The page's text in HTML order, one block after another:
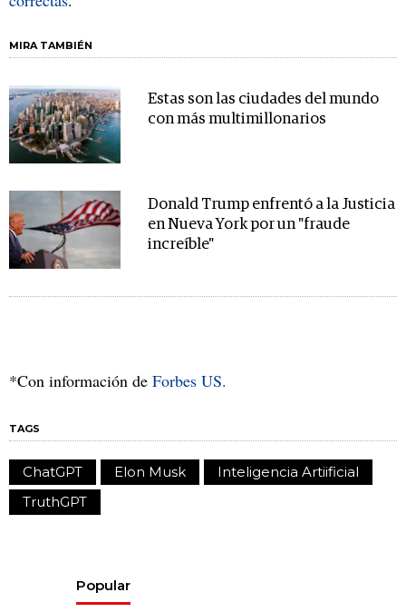
MIRA TAMBIÉN
Estas son las ciudades del mundo
con más multimillonarios
Donald Trump enfrentó a la Justicia
en Nueva York por un "fraude
increíble"
*Con información de Forbes US.
TAGS
ChatGPT Elon Musk
Inteligencia Artiificial
TruthGPT
Popular